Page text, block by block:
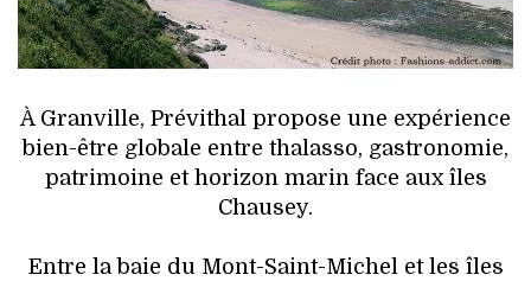
MAISON
AUTO
LIEUX TENDANCES
BEAUTÉ
MODE DE RUE
À Granville, Prévithal propose une expérience
bien-être globale entre thalasso, gastronomie,
patrimoine et horizon marin face aux îles
Chausey.
Entre la baie du Mont-Saint-Michel et les îles